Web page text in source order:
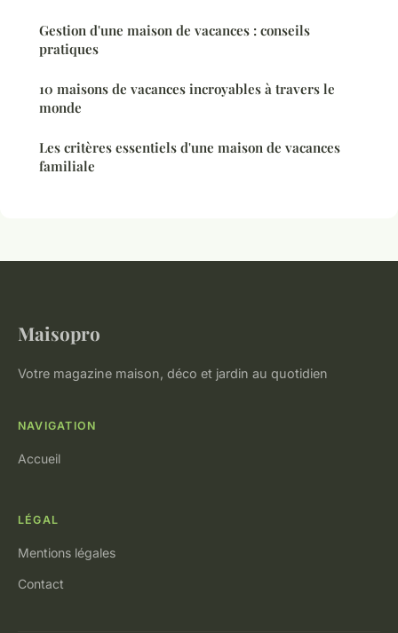
Gestion d'une maison de vacances : conseils
pratiques
10 maisons de vacances incroyables à travers le
monde
Les critères essentiels d'une maison de vacances
familiale
Maisopro
Votre magazine maison, déco et jardin au quotidien
NAVIGATION
Accueil
LÉGAL
Mentions légales
Contact